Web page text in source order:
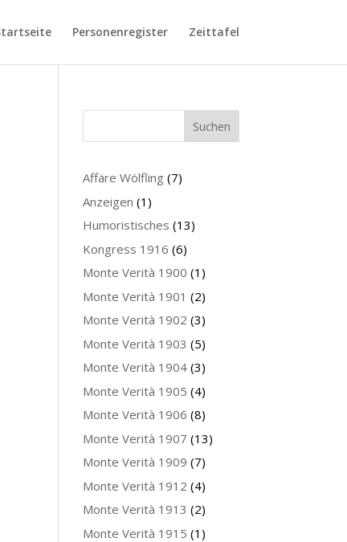
Personenregister Zeittafel
Suchen
Affäre Wölfling (7)
Anzeigen (1)
Humoristisches (13)
Kongress 1916 (6)
Monte Verità 1900 (1)
Monte Verità 1901 (2)
Monte Verità 1902 (3)
Monte Verità 1903 (5)
Monte Verità 1904 (3)
Monte Verità 1905 (4)
Monte Verità 1906 (8)
Monte Verità 1907 (13)
Monte Verità 1909 (7)
Monte Verità 1912 (4)
Monte Verità 1913 (2)
Monte Verità 1915 (1)